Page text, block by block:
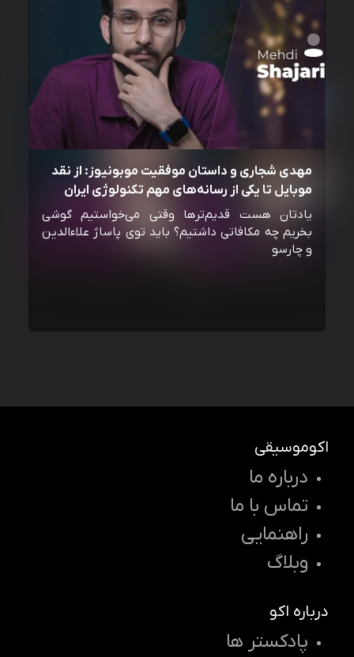
مهدی شجاری و داستان موفقیت موبونیوز: از نقد
موبایل تا یکی از رسانه‌‌های مهم تکنولوژی ایران
یادتان هست قدیم‌ترها وقتی می‌خواستیم گوشی
بخریم چه مکافاتی داشتیم؟ باید توی پاساژ علاءالدین
و چارسو
اکوموسیقی
درباره ما
تماس با ما
راهنمایی
وبلاگ
درباره اکو
پادکستر ها